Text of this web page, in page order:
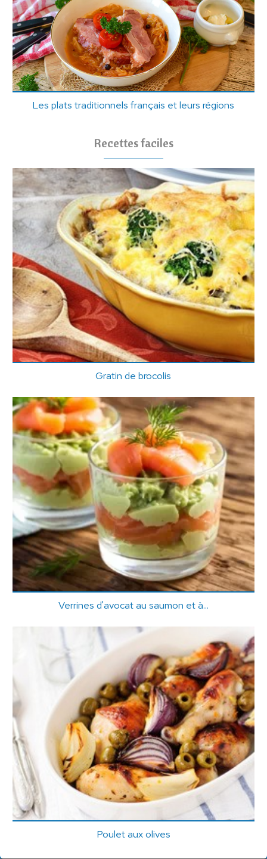
Les plats traditionnels français et leurs régions
Recettes faciles
Gratin de brocolis
Verrines d'avocat au saumon et à...
Poulet aux olives